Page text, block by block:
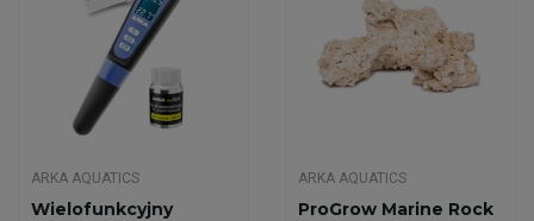
ARKA AQUATICS
Wielofunkcyjny
ARKA AQUATICS
ProGrow Marine Rock